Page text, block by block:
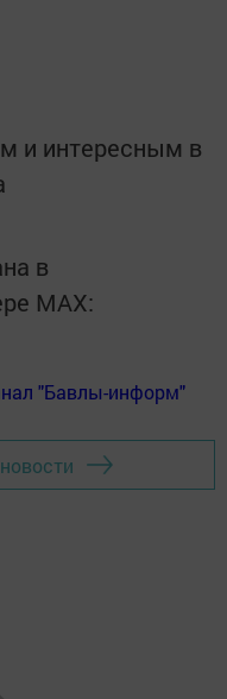
и интересным в
в
MАХ:
"Бавлы-информ"